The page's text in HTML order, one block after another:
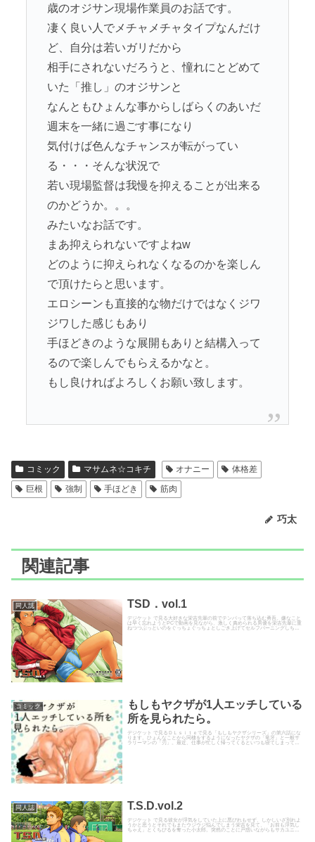
歳のオジサン現場作業員のお話です。
凄く良い人でメチャメチャタイプなんだけ
ど、自分は若いガリだから
相手にされないだろうと、憧れにとどめて
いた「推し」のオジサンと
なんともひょんな事からしばらくのあいだ
週末を一緒に過ごす事になり
気付けば色んなチャンスが転がってい
る・・・そんな状況で
若い現場監督は我慢を抑えることが出来る
のかどうか。。。
みたいなお話です。
まあ抑えられないですよねw
どのように抑えられなくなるのかを楽しん
で頂けたらと思います。
エロシーンも直接的な物だけではなくジワ
ジワした感じもあり
手ほどきのような展開もありと結構入って
るので楽しんでもらえるかなと。
もし良ければよろしくお願い致します。
コミック マサムネ☆コキチ オナニー
体格差
巨根
強制 手ほどき 筋肉
巧太
関連記事
同人誌 TSD．vol.1
デジケット で見る大好きな栄吉先輩の前でテンパって落ち込む勇吾。嫌なこと
は早く忘れようとPCで動画を見ながら、激しく責められる男優を栄吉先輩に重
ねつつぶっといのをぐっちょぐっちょとしごき上げてセルフバーニングしちゃ
コミック
もしもヤクザが1人エッチしている
所を見られたら。
デジケット で見るＤＬｓｉｔｅで見る「もしもヤクザシリーズ」の第六話にな
ります。ひょんなことから同棲をするようになったヤクザの「竜牙」と一般サ
ラリーマンの「刃」。最近、仕事が忙しく帰ってくるといつも寝てしまってい
同人誌 T.S.D.vol.2
デジケット で見る彼女が浮気をしていた上に悪びれもせず、しかしいざ別れよ
うかと思うとそれでもまたウジウジ悩んでしまう栄吉を見て、「お前も浮気し
ちゃえ」とくちびるを奪った小太郎。突然のことに戸惑いながらもサカユニの